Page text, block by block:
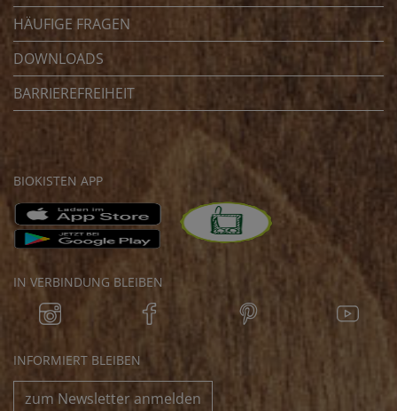
HÄUFIGE FRAGEN
DOWNLOADS
BARRIEREFREIHEIT
BIOKISTEN APP
IN VERBINDUNG BLEIBEN
INFORMIERT BLEIBEN
zum Newsletter anmelden